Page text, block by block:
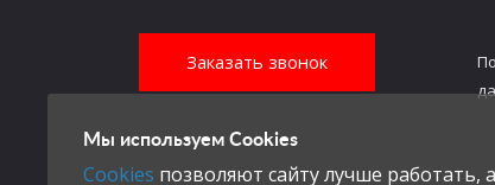
Заказать звонок
Мы используем Cookies
Cookies позволяют сайту лучше